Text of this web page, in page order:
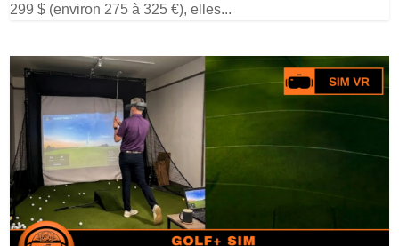
299 $ (environ 275 à 325 €), elles...